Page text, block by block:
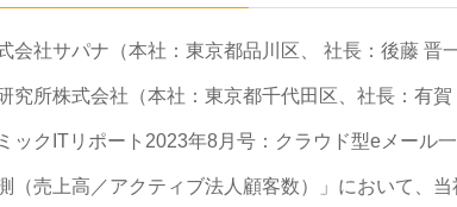
会社サパナ（本社：東京都品川区、 社長：後藤 晋
究所株式会社（本社：東京都千代田区、社長：有
ミックITリポート2023年8月号：クラウド型eメール
（売上高／アクティブ法人顧客数）」において、